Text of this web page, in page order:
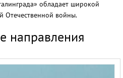
обладает широкой
Отечественной войны.
направления